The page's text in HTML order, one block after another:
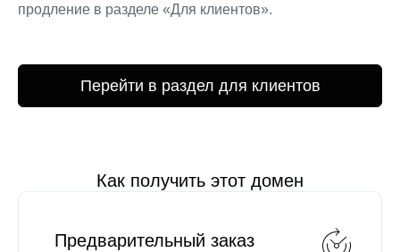
продление в разделе «Для клиентов».
Перейти в раздел для клиентов
Как получить этот домен
Предварительный заказ